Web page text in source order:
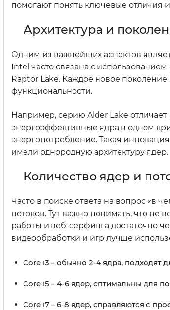
помогают понять ключевые отличия
Архитектура и
Одним из важнейших аспектов
Intel часто связана с
Raptor Lake. Каждое новое
функциональности.
Например, серию Alder Lake
энергоэффективные ядра в одном
энергопотребление. Такая
имели однородную архитектуру ядер.
Количество ядер и
Часто в поиске ответа на вопрос «в
потоков. Тут важно понимать, что не
работы и веб-серфинга достаточно
видеообработки и игр лучше
Core i3 – обычно 2-4 ядра, подходят
Core i5 – 4-6 ядер, оптимальны для
Core i7 – 6-8 ядер, справляются с